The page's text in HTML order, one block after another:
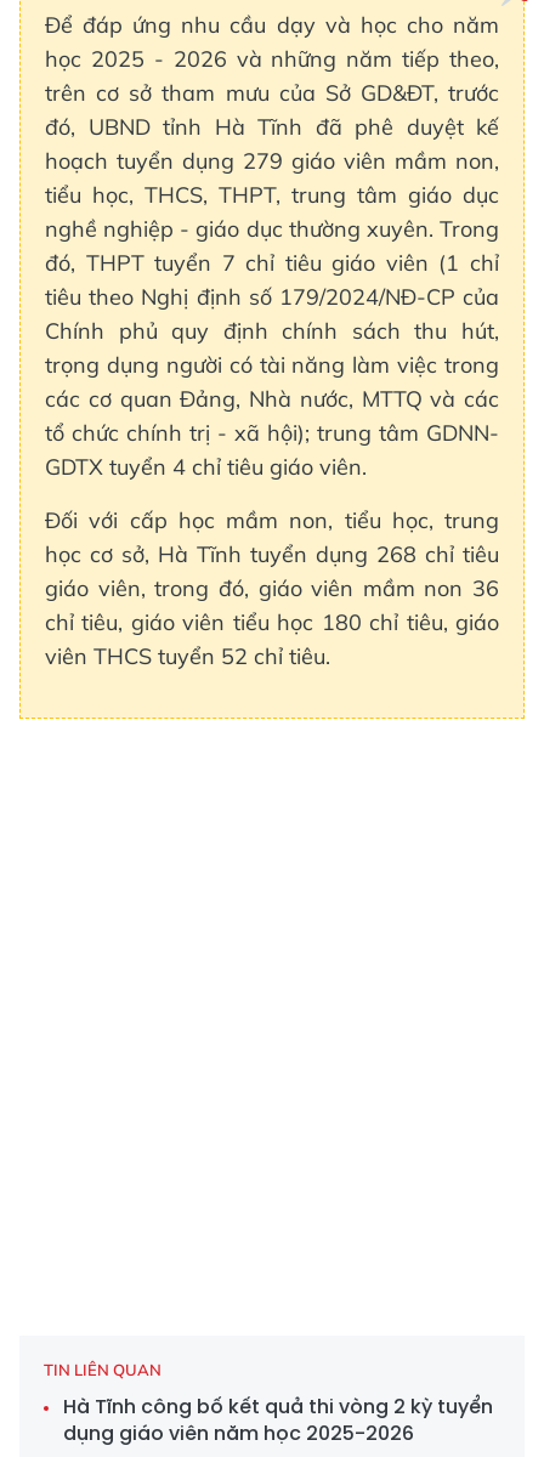
Để đáp ứng nhu cầu dạy và học cho năm
học 2025 - 2026 và những năm tiếp theo,
trên cơ sở tham mưu của Sở GD&ĐT, trước
đó, UBND tỉnh Hà Tĩnh đã phê duyệt kế
hoạch tuyển dụng 279 giáo viên mầm non,
tiểu học, THCS, THPT, trung tâm giáo dục
nghề nghiệp - giáo dục thường xuyên. Trong
đó, THPT tuyển 7 chỉ tiêu giáo viên (1 chỉ
tiêu theo Nghị định số 179/2024/NĐ-CP của
Chính phủ quy định chính sách thu hút,
trọng dụng người có tài năng làm việc trong
các cơ quan Đảng, Nhà nước, MTTQ và các
tổ chức chính trị - xã hội); trung tâm GDNN-
GDTX tuyển 4 chỉ tiêu giáo viên.
Đối với cấp học mầm non, tiểu học, trung
học cơ sở, Hà Tĩnh tuyển dụng 268 chỉ tiêu
giáo viên, trong đó, giáo viên mầm non 36
chỉ tiêu, giáo viên tiểu học 180 chỉ tiêu, giáo
viên THCS tuyển 52 chỉ tiêu.
TIN LIÊN QUAN
Hà Tĩnh công bố kết quả thi vòng 2 kỳ tuyển
dụng giáo viên năm học 2025-2026